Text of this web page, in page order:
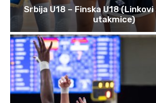
Srbija U18 – Finska U18
utakmice)